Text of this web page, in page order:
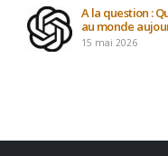
Non classé
Participation au